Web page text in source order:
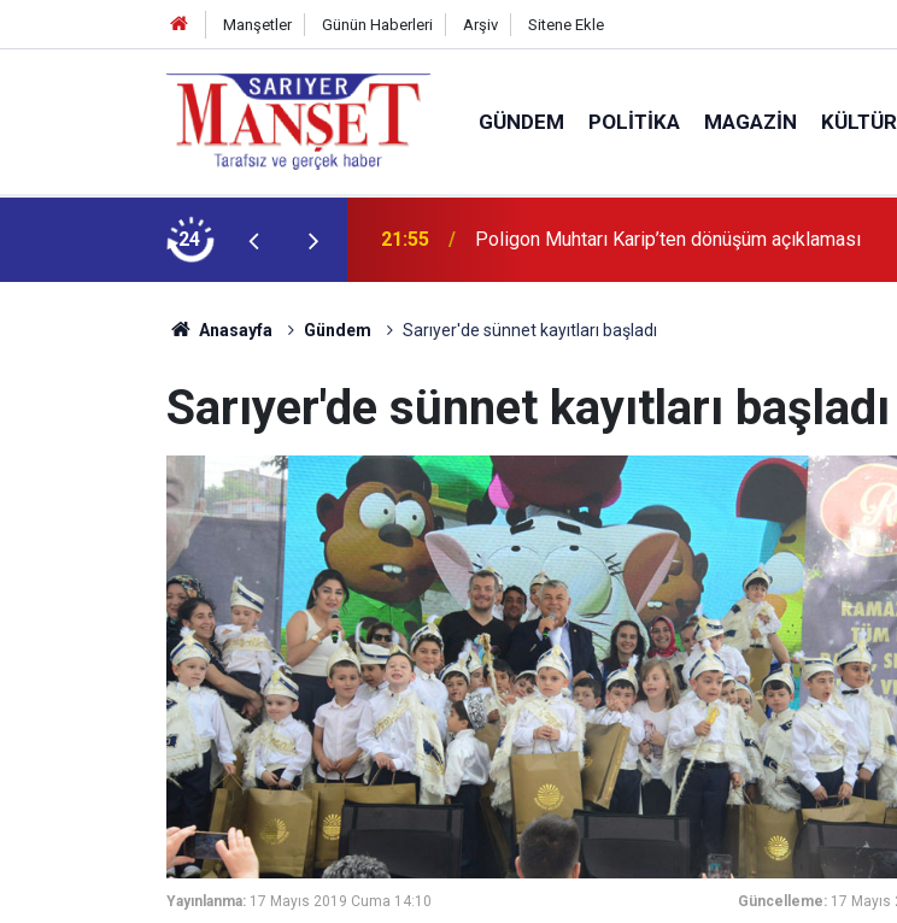
Manşetler Günün Haberleri Arşiv Sitene Ekle
GÜNDEM POLITIKA MAGAZIN
24 13:36 'Poligon'da İstanbul'a örnek proje gerçekleştirilecek'
Anasayfa Gündem Sarıyer'de sünnet kayıtları başladı
Sarıyer'de sünnet kayıtları başladı
Yayınlanma: 17 Mayıs 2019 Cuma 14:10 Güncelleme: 17 Mayıs